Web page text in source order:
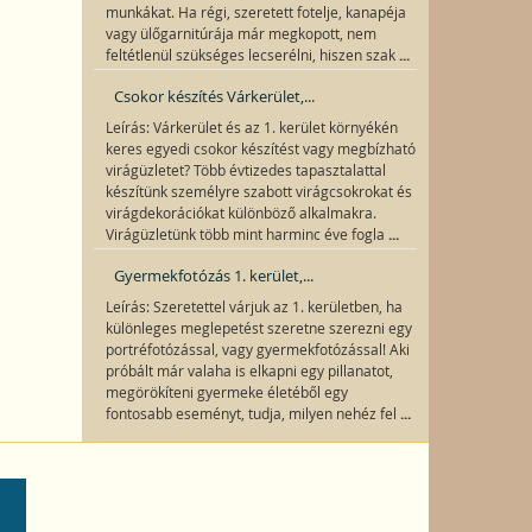
munkákat. Ha régi, szeretett fotelje, kanapéja
vagy ülőgarnitúrája már megkopott, nem
feltétlenül szükséges lecserélni, hiszen szak ...
Csokor készítés Várkerület,...
Leírás: Várkerület és az 1. kerület környékén
keres egyedi csokor készítést vagy megbízható
virágüzletet? Több évtizedes tapasztalattal
készítünk személyre szabott virágcsokrokat és
virágdekorációkat különböző alkalmakra.
Virágüzletünk több mint harminc éve fogla ...
Gyermekfotózás 1. kerület,...
Leírás: Szeretettel várjuk az 1. kerületben, ha
különleges meglepetést szeretne szerezni egy
portréfotózással, vagy gyermekfotózással! Aki
próbált már valaha is elkapni egy pillanatot,
megörökíteni gyermeke életéből egy
fontosabb eseményt, tudja, milyen nehéz fel ...